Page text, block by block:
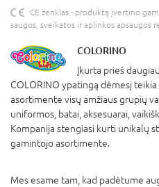
CE ženklas - produktą įvertino
saugos, sveikatos ir aplinkos apsaugos
COLORINO
Įkurta prieš
COLORINO ypatingą dėmesį
asortimente visų amžiaus grupių
uniformos, batai, aksesuarai,
Kompanija stengiasi kurti unikalų
gamintojo asortimente.
Mes esame tam, kad padėtume